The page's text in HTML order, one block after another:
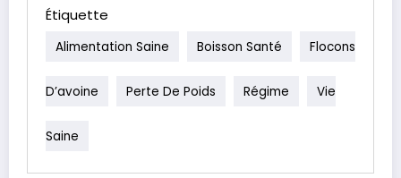
Étiquette
Alimentation Saine Boisson Santé Flocons
D’avoine Perte De Poids Régime Vie
Saine